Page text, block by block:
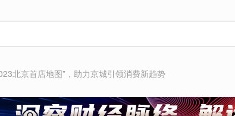
北京首店地图”，助力京城引领消费新趋势